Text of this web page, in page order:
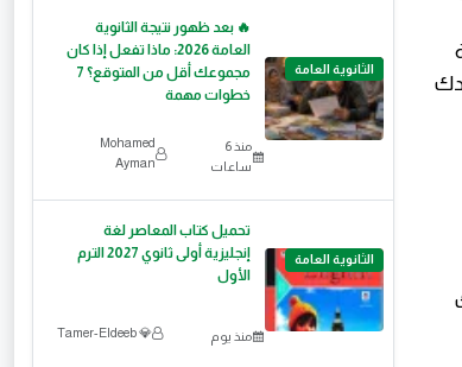
الثانوية العامة
🔥 بعد ظهور نتيجة الثانوية
العامة 2026: ماذا تفعل إذا كان
مجموعك أقل من المتوقع؟ 7
خطوات مهمة
منذ 6
ساعات
Mohamed
Ayman
الثانوية العامة
تحميل كتاب المعاصر لغة
إنجليزية أولى ثانوي 2027 الترم
الأول
منذ يوم 💎 Tamer-Eldeeb